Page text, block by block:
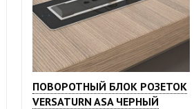
ПОВОРОТНЫЙ БЛОК РОЗЕТОК
VERSATURN ASA ЧЕРНЫЙ